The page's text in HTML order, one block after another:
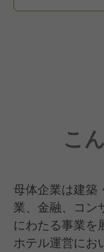
こ
母体企業は建築
業、金融、コン
にわたる事業を
ホテル運営にお